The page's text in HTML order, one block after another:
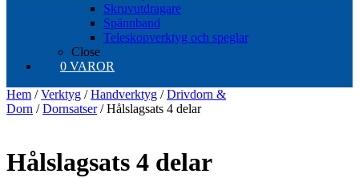
Skruvutdragare
Spännband
Teleskopverktyg och speglar
Close
0 VAROR
Hem /Verktyg /Handverktyg /Drivdorn &
Dorn /Dornsatser/ Hålslagsats 4 delar
Hålslagsats 4 delar